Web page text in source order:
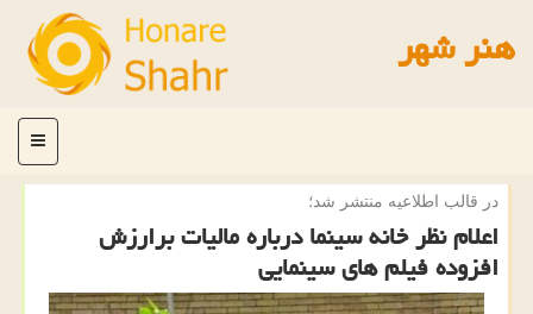
هنر شهر
منو
در قالب اطلاعیه منتشر شد؛
اعلام نظر خانه سینما درباره مالیات برارزش
افزوده فیلم های سینمایی